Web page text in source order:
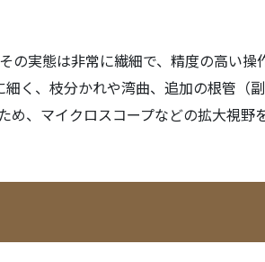
の実態は非常に繊細で、精度の高い操
く、枝分かれや湾曲、追加の根管（副
、マイクロスコープなどの拡大視野